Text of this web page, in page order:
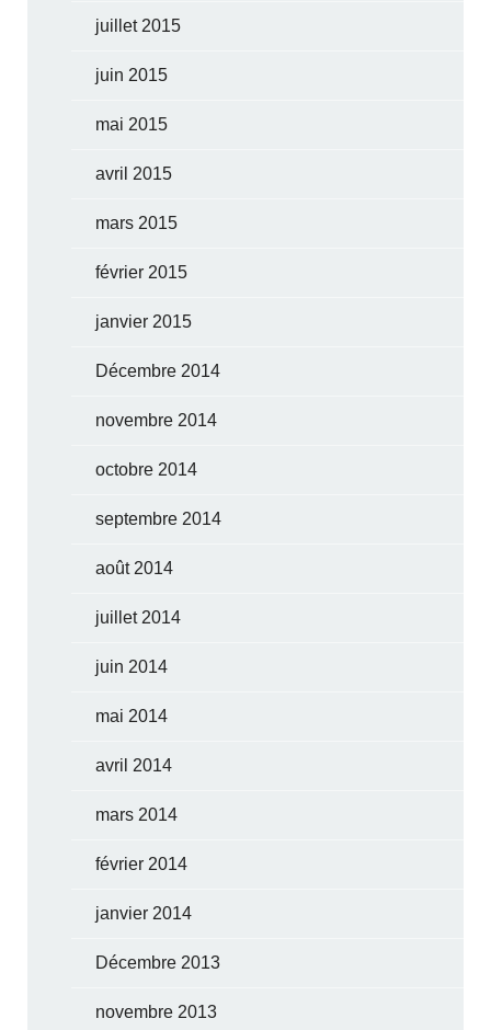
juillet 2015
juin 2015
mai 2015
avril 2015
mars 2015
février 2015
janvier 2015
Décembre 2014
novembre 2014
octobre 2014
septembre 2014
août 2014
juillet 2014
juin 2014
mai 2014
avril 2014
mars 2014
février 2014
janvier 2014
Décembre 2013
novembre 2013